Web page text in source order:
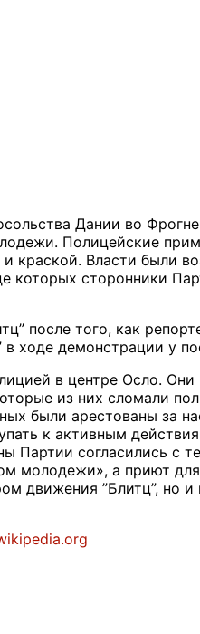
Дании во
Полицейские
краской. Власти были
которых сторонники
после того, как
в ходе демонстрации у
в центре Осло.
из них сломали
были арестованы за
к активным
Партии согласились с
молодежи», а приют
движения ”Блитц”, но